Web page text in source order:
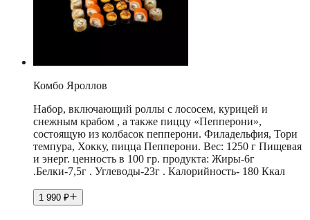
Комбо Яроллов
Набор, включающий роллы с лососем, курицей и
снежным крабом , а также пиццу «Пепперони»,
состоящую из колбасок пепперони. Филадельфия, Тори
темпура, Хокку, пицца Пепперони. Вес: 1250 г Пищевая
и энерг. ценность в 100 гр. продукта: Жиры-6г
.Белки-7,5г . Углеводы-23г . Калорийность- 180 Ккал
1 990 ₽